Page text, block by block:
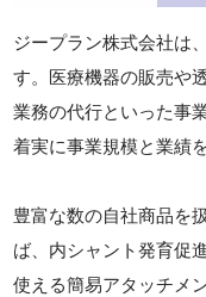
ジープラン株式会社は
す。医療機器の販売や
業務の代行といった事
着実に事業規模と業績
豊富な数の自社商品を
ば、内シャント発育促
使える簡易アタッチメ